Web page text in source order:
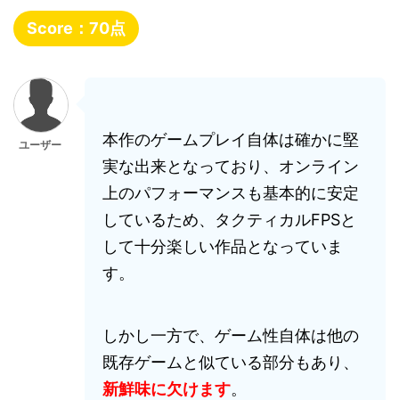
Score： 70点
ユーザー
本作のゲームプレイ自体は確かに堅
実な出来となっており、オンライン
上のパフォーマンスも基本的に安定
しているため、タクティカルFPSと
して十分楽しい作品となっていま
す。
しかし一方で、ゲーム性自体は他の
既存ゲームと似ている部分もあり、
新鮮味に欠けます。